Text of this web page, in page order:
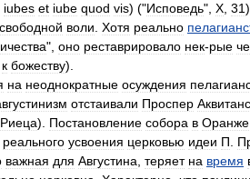
iubes et iube quod vis) ("Исповедь", Х 31)
свободной воли Хотя реально
", оно реставрировало нек-рые
к божеству).
на неоднократные осуждения
отстаивали Проспер
Риеца). Постановление собора в Оранже
реального усвоения церковью идеи П
важная для Августина теряет на время